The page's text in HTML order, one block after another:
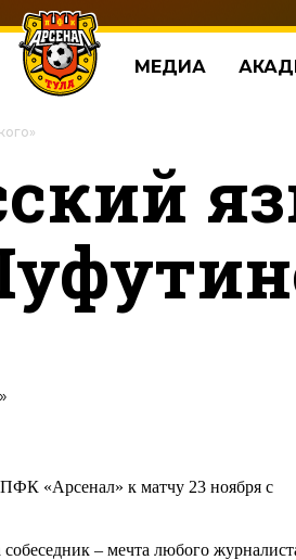
МЕДИА
«Арсенал» к матчу 23 ноября с
– мечта любого